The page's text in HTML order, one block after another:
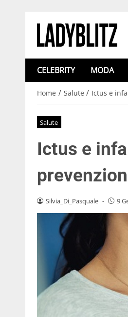
CELEBRITY MODA
Home / Salute / Ictus e
Salute
Ictus e
Silvia_Di_Pasquale - 9